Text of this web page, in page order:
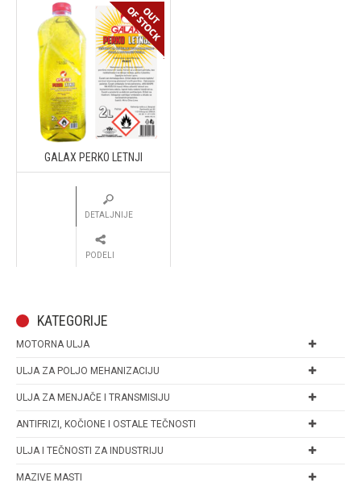
GALAX PERKO LETNJI
DETALJNIJE
PODELI
KATEGORIJE
MOTORNA ULJA
ULJA ZA POLJO MEHANIZACIJU
ULJA ZA MENJAČE I TRANSMISIJU
ANTIFRIZI, KOČIONE I OSTALE TEČNOSTI
ULJA I TEČNOSTI ZA INDUSTRIJU
MAZIVE MASTI